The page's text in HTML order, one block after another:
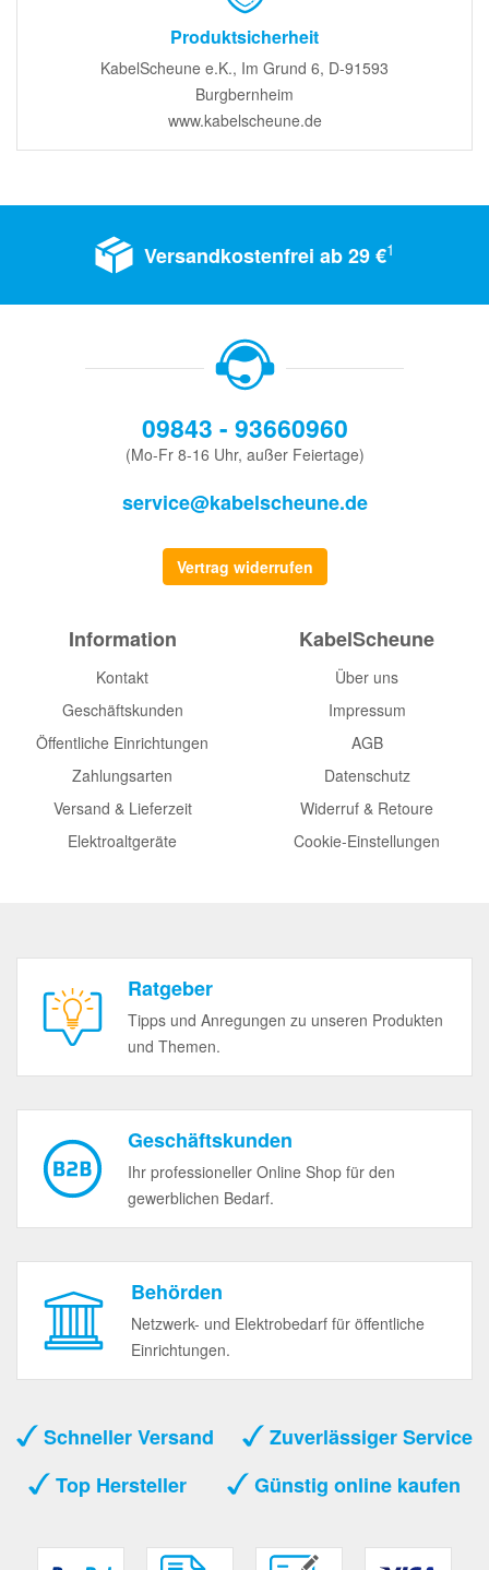
Produktsicherheit
KabelScheune e.K., Im Grund 6, D-91593
Burgbernheim
www.kabelscheune.de
Versandkostenfrei ab 29 €1
09843 - 93660960
(Mo-Fr 8-16 Uhr, außer Feiertage)
service@kabelscheune.de
Vertrag widerrufen
Information
Kontakt
Geschäftskunden
Öffentliche Einrichtungen
Zahlungsarten
Versand & Lieferzeit
Elektroaltgeräte
KabelScheune
Über uns
Impressum
AGB
Datenschutz
Widerruf & Retoure
Cookie-Einstellungen
Ratgeber
Tipps und Anregungen zu unseren Produkten
und Themen.
Geschäftskunden
Ihr professioneller Online Shop für den
gewerblichen Bedarf.
Behörden
Netzwerk- und Elektrobedarf für öffentliche
Einrichtungen.
Schneller Versand
Zuverlässiger Service
Top Hersteller
Günstig online kaufen